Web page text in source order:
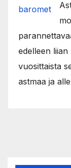
edelleen liian
vuosittaista
astmaa ja